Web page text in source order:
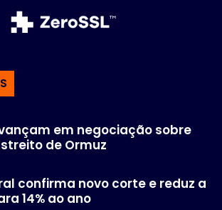
em negociação sobre
de Ormuz
confirma novo corte e reduz a
14% ao ano